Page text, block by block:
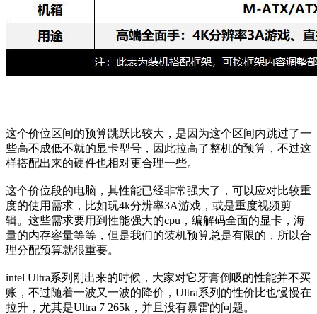
这个价位区间的预算跳跃比较大，是因为这个区间内跳过了一
些高不成低不就的显卡型号，因此拉高了整机的预算，不过这
样搭配出来的硬件也相对更合理一些。
这个价位段的电脑，其性能已经非常强大了，可以应对比较重
度的使用需求，比如玩4k分辨率3A游戏，或是重度视频剪
辑。这些需求要用到性能强大的cpu，编解码全面的显卡，海
量的内存容量等等，但是我们的装机预算总是有限的，所以合
理分配预算就很重要。
intel Ultra系列刚出来的时候，大家对它牙膏倒吸的性能并不买
账，不过随着一波又一波的降价，Ultra系列的性价比也慢慢在
拉升，尤其是Ultra 7 265k，并且没有暴雷的问题。